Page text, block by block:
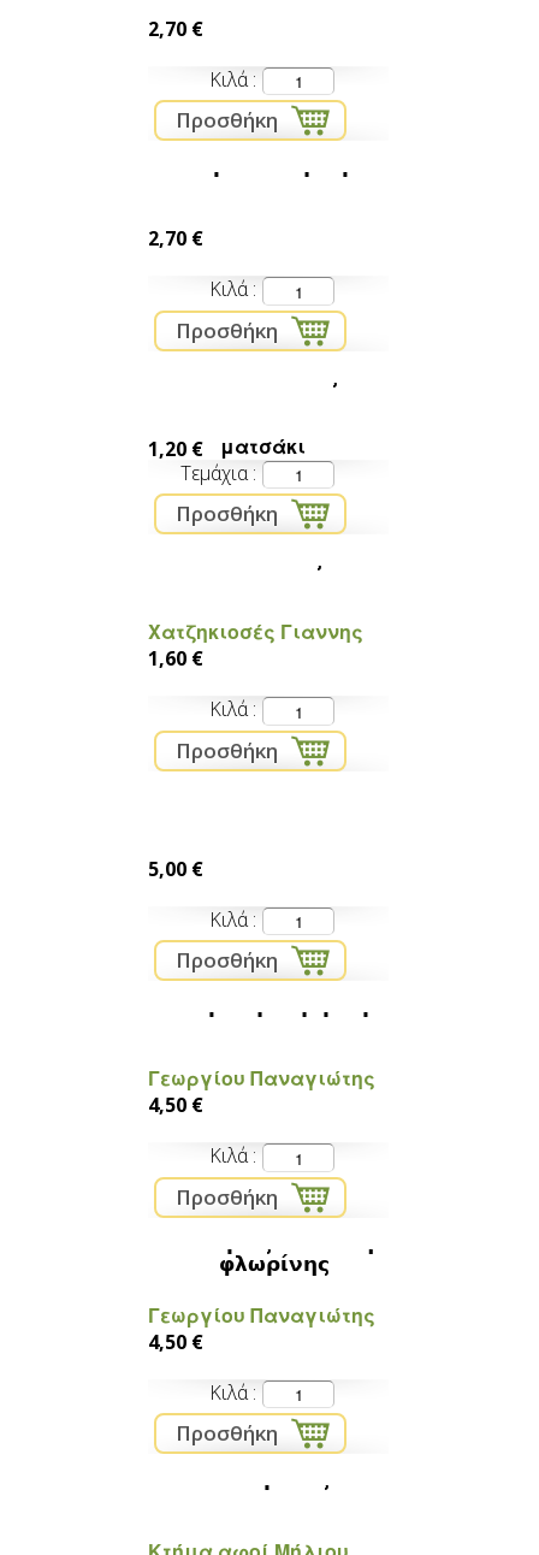
2,70 €
Κιλά
2,70 €
Κιλά
1,20 € ματσάκι
Τεμάχια
Χατζηκιοσές Γιαννης
1,60 €
Κιλά
5,00 €
Κιλά
Γεωργίου Παναγιώτης
4,50 €
Κιλά
φλωρίνης
Γεωργίου Παναγιώτης
4,50 €
Κιλά